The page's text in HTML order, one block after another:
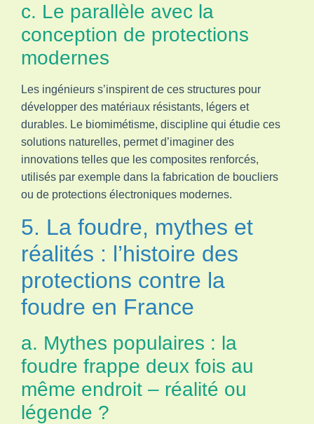
c. Le parallèle avec la
conception de protections
modernes
Les ingénieurs s’inspirent de ces structures pour
développer des matériaux résistants, légers et
durables. Le biomimétisme, discipline qui étudie ces
solutions naturelles, permet d’imaginer des
innovations telles que les composites renforcés,
utilisés par exemple dans la fabrication de boucliers
ou de protections électroniques modernes.
5. La foudre, mythes et
réalités : l’histoire des
protections contre la
foudre en France
a. Mythes populaires : la
foudre frappe deux fois au
même endroit – réalité ou
légende ?